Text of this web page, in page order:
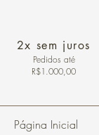
2x sem juros
Pedidos até
R$1.000,00
Página Inicial